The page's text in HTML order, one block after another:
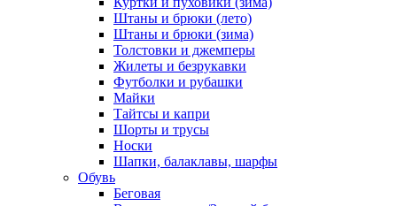
Штаны и брюки (лето)
Штаны и брюки (зима)
Толстовки и джемперы
Жилеты и безрукавки
Футболки и рубашки
Майки
Тайтсы и капри
Шорты и трусы
Носки
Шапки, балаклавы, шарфы
Обувь
Беговая